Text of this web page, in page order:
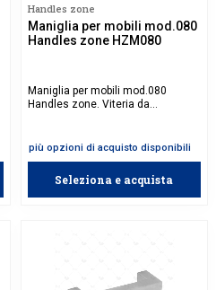
Handles zone
Maniglia per mobili mod.080
Handles zone HZM080
Maniglia per mobili mod.080
Handles zone. Viteria da
più opzioni di acquisto disponibili
Seleziona e acquista